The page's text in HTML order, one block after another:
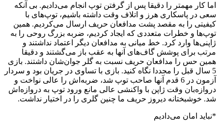
اما کار مهمتر را دقیقا پس از گرفتن توپ انجام می‌دادیم. بی آنکه
سعی در پاسکاری هرز و اتلاف وقت داشته باشیم، توپ‌های با
کیفیتی را به مقصد پشت مدافعان حریف ارسال می‌کردیم. همین
توپ‌ها و خطرات متعددی که ایجاد کردیم، ضربه بزرگ روحی را به
ژاپنی‌ها وارد کرد. خط میانی به مدافعان دیگر اعتماد نداشتند و
مرتب برای پوشش گاف‌های آنها به عقب باز می‌گشتند و دقیقا
همین حس را مدافعان حریف نسبت به گلر جوان‌شان داشتند. بازی
5 سال قبل را مجددا نگاه کنید. بازی با تساوی در جریان بود و سردار
آزمون در 6 قدم آنها صاحب توپ شد، ضربه‌اش را عالی نواخت و
دروازه‌بان وقت ژاپن با واکنشی عالی مانع ورود توپ به دروازه‌اش
شد. خوشبختانه دیروز حریف ما چنین گلری را در اختیار نداشت.
*نباید امان می‌دادیم